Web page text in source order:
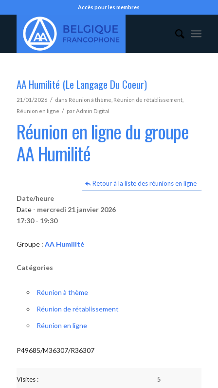
Accès pour les membres
AA Humilité (Le Langage Du Coeur)
21/01/2026 / dans Réunion à thème Réunion de rétablissement,
Réunion en ligne / parAdmin Digital
Réunion en ligne du groupe
AA Humilité
Retour à la liste des réunions en ligne
Date/heure
Date - mercredi 21 janvier 2026
17:30 - 19:30
Groupe : AA Humilité
Catégories
Réunion à thème
Réunion de rétablissement
Réunion en ligne
P49685/M36307/R36307
Visites : 5